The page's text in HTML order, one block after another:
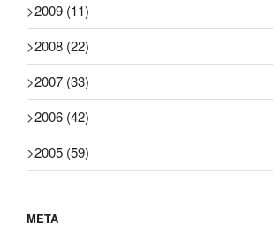
>2009 (11)
>2008 (22)
>2007 (33)
>2006 (42)
>2005 (59)
META